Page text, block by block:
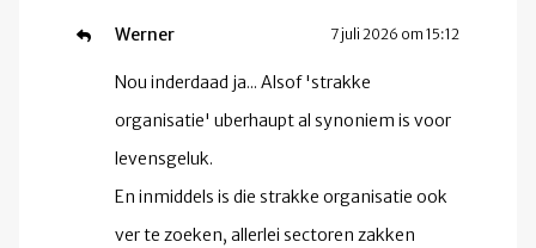
Werner 7 juli 2026 om 15:12
Nou inderdaad ja... Alsof 'strakke
organisatie' uberhaupt al synoniem is voor
levensgeluk.
En inmiddels is die strakke organisatie ook
ver te zoeken, allerlei sectoren zakken